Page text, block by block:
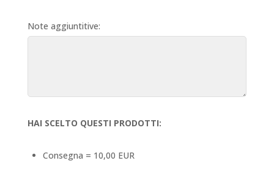
Note aggiuntitive:
HAI SCELTO QUESTI PRODOTTI:
Consegna = 10,00 EUR